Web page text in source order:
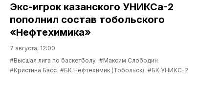
Экс-игрок казанского УНИКСа-2
пополнил состав тобольского
«Нефтехимика»
7 августа, 12:00
#Высшая лига по баскетболу #Максим Слободин
#Кристина Бэсс #БК Нефтехимик (Тобольск) #БК УНИКС-2